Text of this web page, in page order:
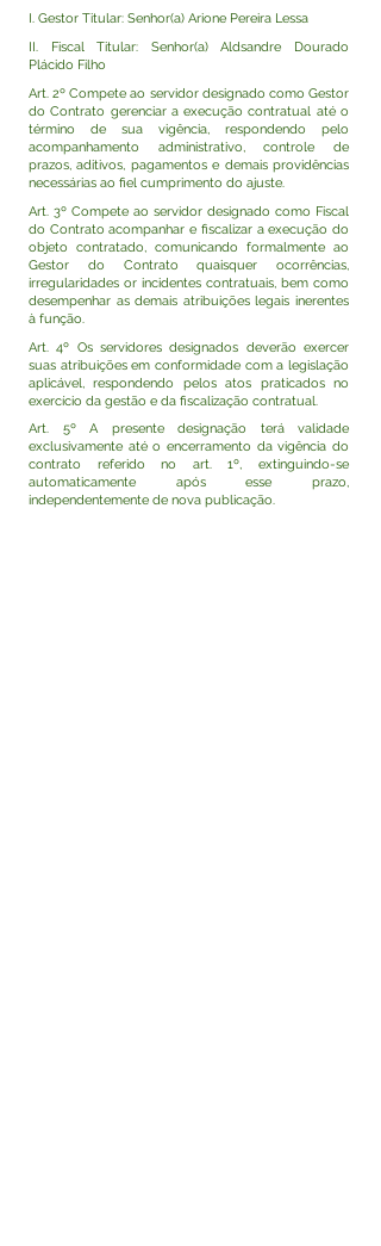
I. Gestor Titular: Senhor(a) Arione Pereira Lessa
II. Fiscal Titular: Senhor(a) Aldsandre Dourado
Plácido Filho
Art. 2º Compete ao servidor designado como Gestor
do Contrato gerenciar a execução contratual até o
término de sua vigência, respondendo pelo
acompanhamento administrativo, controle de
prazos, aditivos, pagamentos e demais providências
necessárias ao fiel cumprimento do ajuste.
Art. 3º Compete ao servidor designado como Fiscal
do Contrato acompanhar e fiscalizar a execução do
objeto contratado, comunicando formalmente ao
Gestor do Contrato quaisquer ocorrências,
irregularidades or incidentes contratuais, bem como
desempenhar as demais atribuições legais inerentes
à função.
Art. 4º Os servidores designados deverão exercer
suas atribuições em conformidade com a legislação
aplicável, respondendo pelos atos praticados no
exercício da gestão e da fiscalização contratual.
Art. 5º A presente designação terá validade
exclusivamente até o encerramento da vigência do
contrato referido no art. 1º, extinguindo-se
automaticamente após esse prazo,
independentemente de nova publicação.